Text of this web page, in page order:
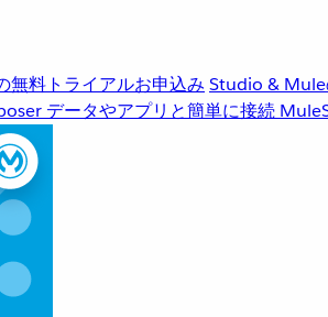
料トライアルお申込み Studio & Mule
データやアプリと簡単に接続